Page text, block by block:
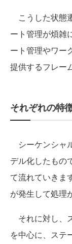
こうした状態
ート管理が煩雑
ート管理やワー
提供するフレー
それぞれの特
シーケンシャ
デル化したもの
て流れていきま
が発生して処理
それに対し、
を中心に、ステ